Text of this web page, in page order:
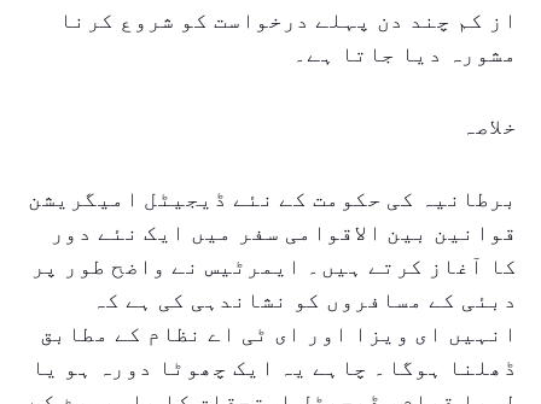
از کم چند دن پہلے درخواست کو شروع کرنا
مشورہ دیا جاتا ہے۔
خلاصہ
برطانیہ کی حکومت کے نئے ڈیجیٹل امیگریشن
قوانین بین الاقوامی سفر میں ایک نئے دور
کا آغاز کرتے ہیں۔ ایمرٹیس نے واضح طور پر
دبئی کے مسافروں کو نشاندہی کی ہے کہ
انہیں ای ویزا اور ای ٹی اے نظام کے مطابق
ڈھلنا ہوگا۔ چاہے یہ ایک چھوٹا دورہ ہو یا